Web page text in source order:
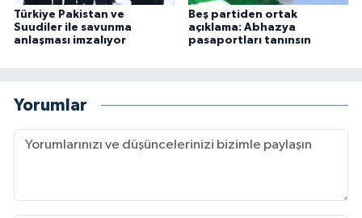
Türkiye Pakistan ve
Suudiler ile savunma
anlaşması imzalıyor
Beş partiden ortak
açıklama: Abhazya
pasaportları tanınsın
Yorumlar